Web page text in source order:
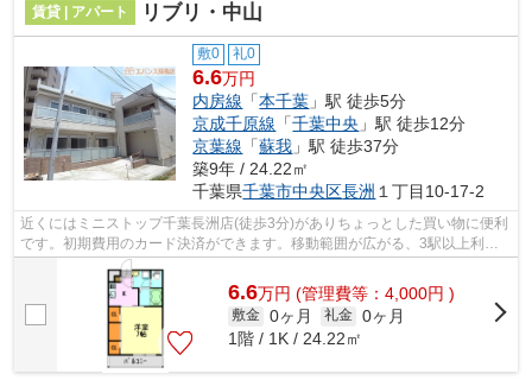
賃貸 | アパート リブリ・中山
敷0 礼0
6.6万円
内房線 「本千葉 」駅 徒歩5分
京成千原線 「千葉中央 」駅 徒歩12分
京葉線 「蘇我 」駅 徒歩37分
築9年 / 24.22㎡
千葉県千葉市中央区長洲 １丁目10-17-2
近くにはミニストップ千葉長洲店(徒歩3分)がありちょっとした買い物に便利
です。初期費用のカード決済ができます。移動範囲が広がる、3駅以上利用
可能な物件です。新着情報：リブリ・...
6.6万円 (管理費等：4,000円 )
敷金 0ヶ月 礼金 0ヶ月
1階 / 1K / 24.22㎡